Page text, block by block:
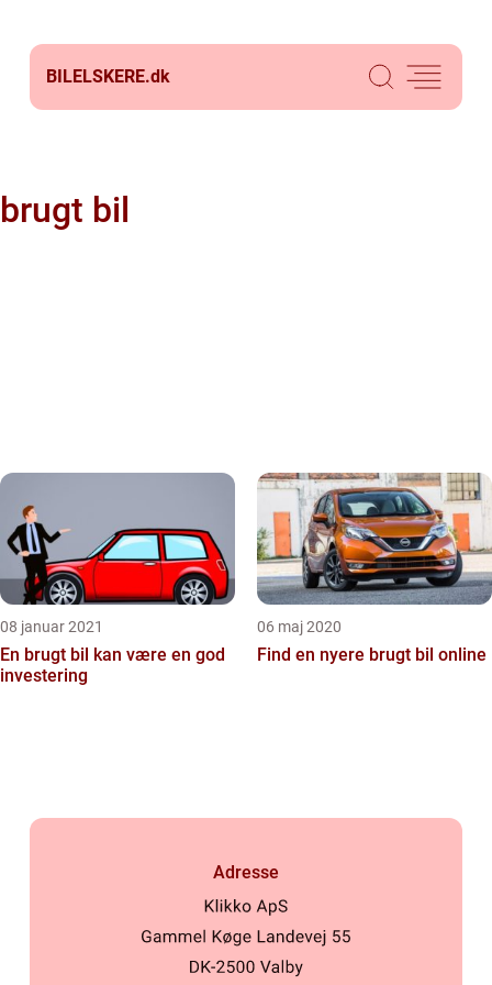
BILELSKERE.dk
brugt bil
08 januar 2021
En brugt bil kan være en god
investering
06 maj 2020
Find en nyere brugt bil online
Adresse